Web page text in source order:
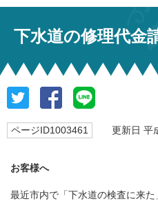
下水道の修理代金
ページID1003461 更新日 平
お客様へ
最近市内で「下水道の検査に来た